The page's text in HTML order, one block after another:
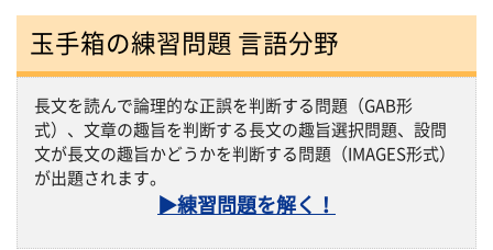
玉手箱の練習問題 言語分野
長文を読んで論理的な正誤を判断する問題（GAB形
式）、文章の趣旨を判断する長文の趣旨選択問題、設問
文が長文の趣旨かどうかを判断する問題（IMAGES形式）
が出題されます。
▶練習問題を解く！